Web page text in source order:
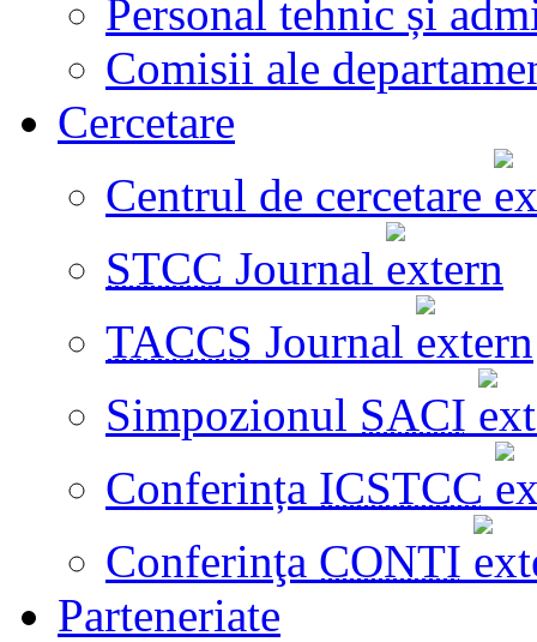
Personal tehnic și
Comisii ale
Cercetare
Centrul de cercetare
STCC Journal
TACCS Journal
Simpozionul SACI
Conferința ICSTCC
Conferinţa CONTI
Parteneriate